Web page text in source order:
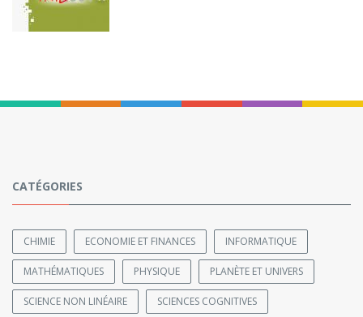
CATÉGORIES
CHIMIE ECONOMIE ET FINANCES INFORMATIQUE
MATHÉMATIQUES PHYSIQUE PLANÈTE ET UNIVERS
SCIENCE NON LINÉAIRE SCIENCES COGNITIVES